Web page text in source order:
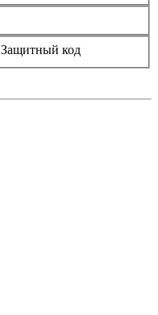
Защитный код